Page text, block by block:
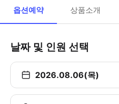
옵션예약 상품소개
날짜 및 인원 선택
2026.08.06(목)